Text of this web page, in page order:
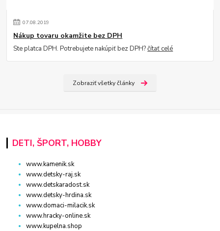
07.08.2019
Nákup tovaru okamžite bez DPH
Ste platca DPH. Potrebujete nakúpiť bez DPH?čítať celé
Zobraziť všetky články
DETI, ŠPORT, HOBBY
www.kamenik.sk
www.detsky-raj.sk
www.detskaradost.sk
www.detsky-hrdina.sk
www.domaci-milacik.sk
www.hracky-online.sk
www.kupelna.shop